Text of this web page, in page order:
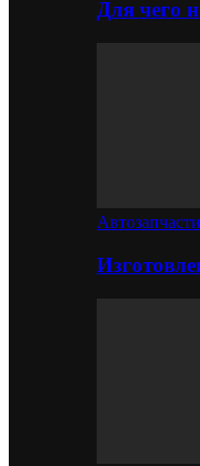
Для чего
Автозапчасти